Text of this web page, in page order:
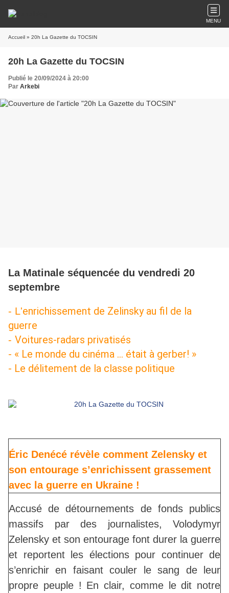
MENU
Accueil » 20h La Gazette du TOCSIN
20h La Gazette du TOCSIN
Publié le 20/09/2024 à 20:00
Par Arkebi
La Matinale séquencée du vendredi 20
septembre
- L'enrichissement de Zelinsky au fil de la
guerre
- Voitures-radars privatisés
- « Le monde du cinéma ... était à gerber! »
- Le délitement de la classe politique
Éric Denécé révèle comment Zelensky et
son entourage s’enrichissent grassement
avec la guerre en Ukraine !
Accusé de détournements de fonds publics
massifs par des journalistes, Volodymyr
Zelensky et son entourage font durer la guerre
et reportent les élections pour continuer de
s’enrichir en faisant couler le sang de leur
propre peuple ! En clair, comme le dit notre